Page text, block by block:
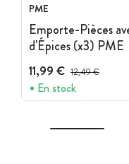
PME
Emporte-Pièces
d'Épices (x3) PME
11,99 € Prix avant
12,49 €
En stock